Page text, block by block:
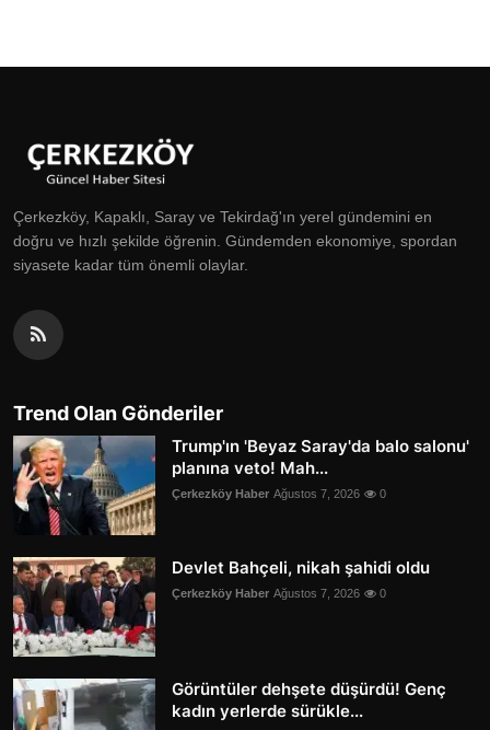
Çerkezköy, Kapaklı, Saray ve Tekirdağ'ın yerel gündemini en
doğru ve hızlı şekilde öğrenin. Gündemden ekonomiye, spordan
siyasete kadar tüm önemli olaylar.
Trend Olan Gönderiler
Trump'ın 'Beyaz Saray'da balo salonu'
planına veto! Mah...
Çerkezköy Haber Ağustos 7, 2026 0
Devlet Bahçeli, nikah şahidi oldu
Çerkezköy Haber Ağustos 7, 2026 0
Görüntüler dehşete düşürdü! Genç
kadın yerlerde sürükle...